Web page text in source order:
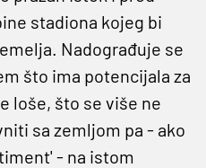
stadiona kojeg bi
Nadograđuje se
što ima potencijala za
loše, što se više ne
sa zemljom pa - ako
- na istom